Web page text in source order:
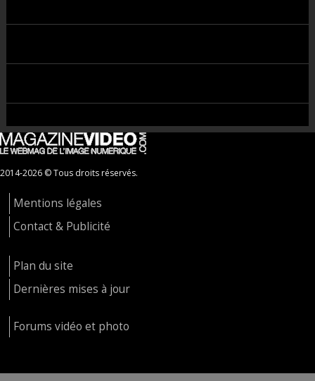
2014-2026 © Tous droits réservés.
Mentions légales
Contact & Publicité
Plan du site
Dernières mises à jour
Forums vidéo et photo